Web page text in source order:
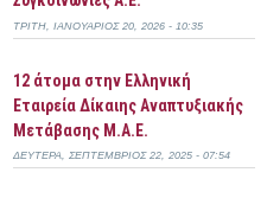
ΤΡΊΤΗ, ΙΑΝΟΥΆΡΙΟΣ 20, 2026 - 10:35
12 άτομα στην Ελληνική
Εταιρεία Δίκαιης Αναπτυξιακής
Μετάβασης Μ.Α.Ε.
ΔΕΥΤΈΡΑ, ΣΕΠΤΈΜΒΡΙΟΣ 22, 2025 - 07:54